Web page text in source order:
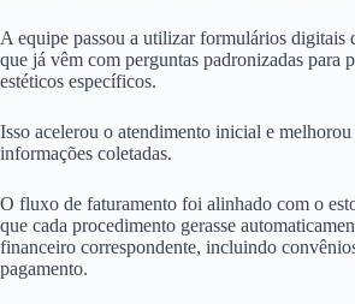
A equipe passou a utilizar formulários digitais
que já vêm com perguntas padronizadas para
estéticos específicos.
Isso acelerou o atendimento inicial e melhorou
informações coletadas.
O fluxo de faturamento foi alinhado com o
que cada procedimento gerasse
financeiro correspondente, incluindo
pagamento.